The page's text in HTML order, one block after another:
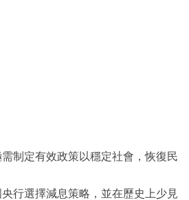
制定有效政策以穩定社會，恢復民
行選擇減息策略，並在歷史上少見